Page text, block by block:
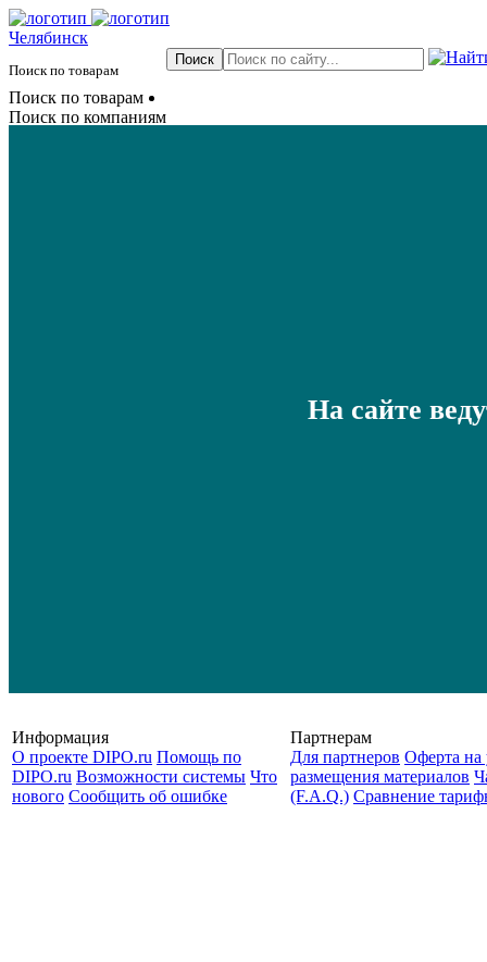
Челябинск
Поиск по товарам
Поиск по товарам
Поиск по компаниям
На сайте
Информация
О проекте DIPO.ru Помощь по
DIPO.ru Возможности системы Что
нового Сообщить об ошибке
Партнерам
Для партнеров Оферта на
размещения материалов
(F.A.Q.) Cравнение